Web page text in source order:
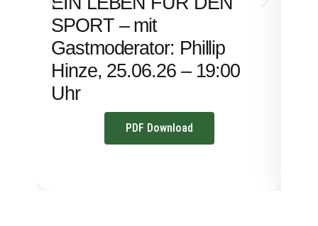
SPORT – mit
Gastmoderator: Phillip
Hinze, 25.06.26 – 19:00
Uhr
PDF Download